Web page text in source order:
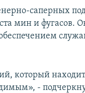
саперных
мин и фугасов.
который
-